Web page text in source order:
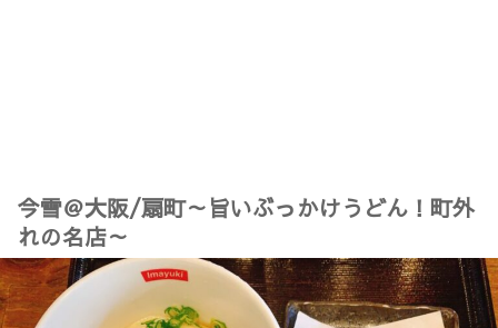
今雪＠大阪/扇町～旨いぶっかけうどん！町外
れの名店～